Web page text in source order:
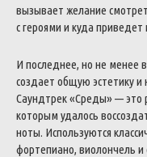
вызывает желание
с героями и куда приведет
И последнее, но не менее
создает общую эстетику
Саундтрек «Среды» — это
которым удалось
ноты. Используются
фортепиано, виолончель и